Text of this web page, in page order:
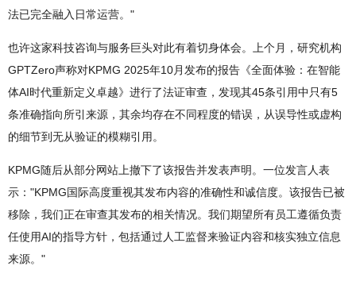
法已完全融入日常运营。"
也许这家科技咨询与服务巨头对此有着切身体会。上个月，研究机构
GPTZero声称对KPMG 2025年10月发布的报告《全面体验：在智能
体AI时代重新定义卓越》进行了法证审查，发现其45条引用中只有5
条准确指向所引来源，其余均存在不同程度的错误，从误导性或虚构
的细节到无从验证的模糊引用。
KPMG随后从部分网站上撤下了该报告并发表声明。一位发言人表
示："KPMG国际高度重视其发布内容的准确性和诚信度。该报告已被
移除，我们正在审查其发布的相关情况。我们期望所有员工遵循负责
任使用AI的指导方针，包括通过人工监督来验证内容和核实独立信息
来源。"